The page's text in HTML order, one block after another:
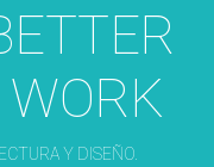
Y DISEÑO.